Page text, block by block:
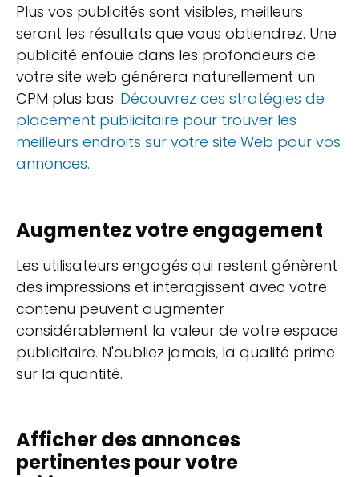
Plus vos publicités sont visibles, meilleurs
seront les résultats que vous obtiendrez. Une
publicité enfouie dans les profondeurs de
votre site web générera naturellement un
CPM plus bas. Découvrez ces stratégies de
placement publicitaire pour trouver les
meilleurs endroits sur votre site Web pour vos
annonces.
Augmentez votre engagement
Les utilisateurs engagés qui restent génèrent
des impressions et interagissent avec votre
contenu peuvent augmenter
considérablement la valeur de votre espace
publicitaire. N'oubliez jamais, la qualité prime
sur la quantité.
Afficher des annonces
pertinentes pour votre